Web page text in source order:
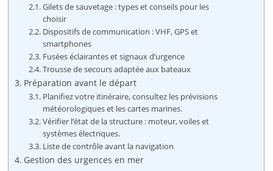
Gilets de sauvetage : types et conseils pour les
choisir
Dispositifs de communication : VHF, GPS et
smartphones
Fusées éclairantes et signaux d’urgence
Trousse de secours adaptée aux bateaux
Préparation avant le départ
Planifiez votre itinéraire, consultez les prévisions
météorologiques et les cartes marines.
Vérifier l’état de la structure : moteur, voiles et
systèmes électriques.
Liste de contrôle avant la navigation
Gestion des urgences en mer